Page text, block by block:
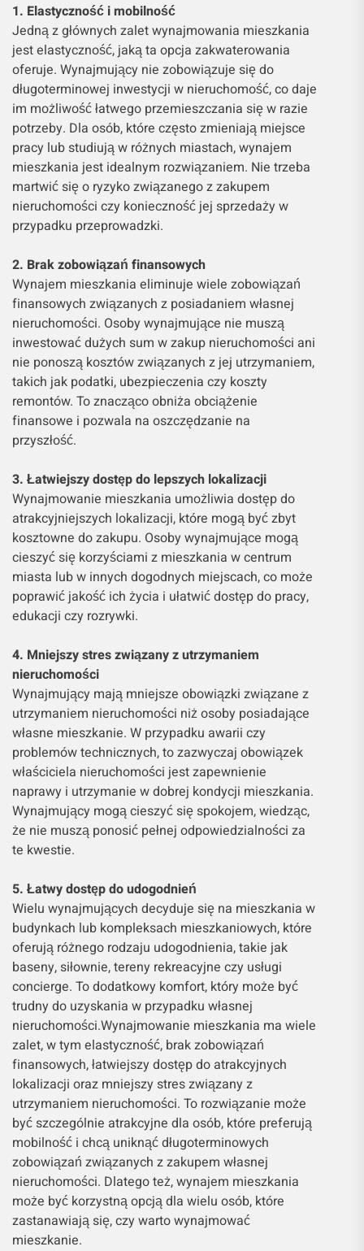
1. Elastyczność i mobilność
Jedną z głównych zalet wynajmowania mieszkania
jest elastyczność, jaką ta opcja zakwaterowania
oferuje. Wynajmujący nie zobowiązuje się do
długoterminowej inwestycji w nieruchomość, co daje
im możliwość łatwego przemieszczania się w razie
potrzeby. Dla osób, które często zmieniają miejsce
pracy lub studiują w różnych miastach, wynajem
mieszkania jest idealnym rozwiązaniem. Nie trzeba
martwić się o ryzyko związanego z zakupem
nieruchomości czy konieczność jej sprzedaży w
przypadku przeprowadzki.
2. Brak zobowiązań finansowych
Wynajem mieszkania eliminuje wiele zobowiązań
finansowych związanych z posiadaniem własnej
nieruchomości. Osoby wynajmujące nie muszą
inwestować dużych sum w zakup nieruchomości ani
nie ponoszą kosztów związanych z jej utrzymaniem,
takich jak podatki, ubezpieczenia czy koszty
remontów. To znacząco obniża obciążenie
finansowe i pozwala na oszczędzanie na
przyszłość.
3. Łatwiejszy dostęp do lepszych lokalizacji
Wynajmowanie mieszkania umożliwia dostęp do
atrakcyjniejszych lokalizacji, które mogą być zbyt
kosztowne do zakupu. Osoby wynajmujące mogą
cieszyć się korzyściami z mieszkania w centrum
miasta lub w innych dogodnych miejscach, co może
poprawić jakość ich życia i ułatwić dostęp do pracy,
edukacji czy rozrywki.
4. Mniejszy stres związany z utrzymaniem
nieruchomości
Wynajmujący mają mniejsze obowiązki związane z
utrzymaniem nieruchomości niż osoby posiadające
własne mieszkanie. W przypadku awarii czy
problemów technicznych, to zazwyczaj obowiązek
właściciela nieruchomości jest zapewnienie
naprawy i utrzymanie w dobrej kondycji mieszkania.
Wynajmujący mogą cieszyć się spokojem, wiedząc,
że nie muszą ponosić pełnej odpowiedzialności za
te kwestie.
5. Łatwy dostęp do udogodnień
Wielu wynajmujących decyduje się na mieszkania w
budynkach lub kompleksach mieszkaniowych, które
oferują różnego rodzaju udogodnienia, takie jak
baseny, siłownie, tereny rekreacyjne czy usługi
concierge. To dodatkowy komfort, który może być
trudny do uzyskania w przypadku własnej
nieruchomości.Wynajmowanie mieszkania ma wiele
zalet, w tym elastyczność, brak zobowiązań
finansowych, łatwiejszy dostęp do atrakcyjnych
lokalizacji oraz mniejszy stres związany z
utrzymaniem nieruchomości. To rozwiązanie może
być szczególnie atrakcyjne dla osób, które preferują
mobilność i chcą uniknąć długoterminowych
zobowiązań związanych z zakupem własnej
nieruchomości. Dlatego też, wynajem mieszkania
może być korzystną opcją dla wielu osób, które
zastanawiają się, czy warto wynajmować
mieszkanie.